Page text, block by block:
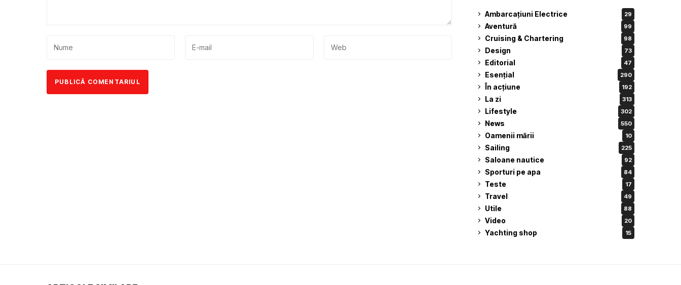
Ambarcațiuni Electrice 29
Aventură 99
Cruising & Chartering 98
Design 73
Editorial 47
Esențial 290
În acțiune 192
La zi 313
Lifestyle 302
News 550
Oamenii mării 10
Sailing 225
Saloane nautice 92
Sporturi pe apa 84
Teste 17
Travel 49
Utile 88
Video 20
Yachting shop 15